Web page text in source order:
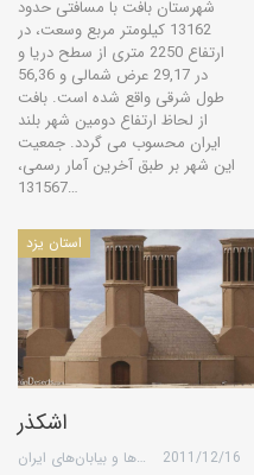
شهرستان بافت با مسافتی حدود
13162 کیلومتر مربع وسعت، در
ارتفاع 2250 متری از سطح دریا و
در 29,17 عرض شمالی و 56,36
طول شرقی واقع شده است. بافت
از لحاظ ارتفاع دومین شهر بلند
ایران محسوب می گردد. جمعیت
این شهر بر طبق آخرین آمار رسمی،
131567…
استان یزد
اشکذر
گروه کویرها و بیابان‌های ایران 2011/12/16